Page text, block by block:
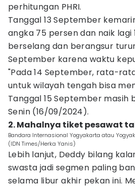
perhitungan PHRI.
Tanggal 13 September
angka 75 persen dan naik lagi
berselang dan berangsur
September karena waktu
"Pada 14 September, rata-
untuk wilayah tengah bisa
Tanggal 15 September masih
Senin (16/09/2024).
2. Mahalnya tiket pesawat
Bandara Internasional Yogyakarta atau
(IDN Times/Herka Yanis)
Lebih lanjut, Deddy bilang
swasta jadi segmen paling
selama libur akhir pekan ini.